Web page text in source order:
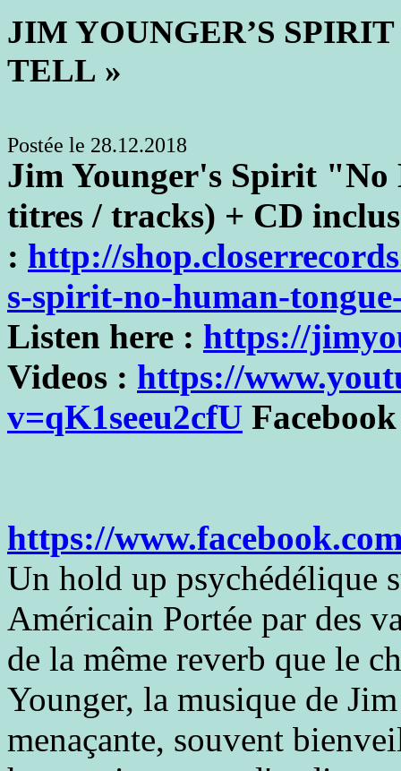
JIM YOUNGER’S
TELL »
Postée le 28.12.2018
Jim Younger's Spirit "No
titres / tracks) + CD inclus
: http://
s-spirit-no-human-
Listen here : https://
Videos : https://
v=qK1seeu2cfU
https://
Un hold up psychédélique
Américain Portée par des
de la même reverb que le
Younger, la musique de
menaçante, souvent